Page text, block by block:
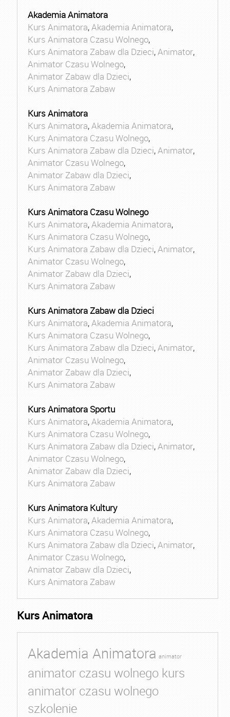
Akademia Animatora
Kurs Animatora,Akademia Animatora,
Kurs Animatora Czasu Wolnego,
Kurs Animatora Zabaw dla Dzieci,Animator,
Animator Czasu Wolnego,
Animator Zabaw dla Dzieci,
Kurs Animatora Zabaw
Kurs Animatora
Kurs Animatora,Akademia Animatora,
Kurs Animatora Czasu Wolnego,
Kurs Animatora Zabaw dla Dzieci,Animator,
Animator Czasu Wolnego,
Animator Zabaw dla Dzieci,
Kurs Animatora Zabaw
Kurs Animatora Czasu Wolnego
Kurs Animatora,Akademia Animatora,
Kurs Animatora Czasu Wolnego,
Kurs Animatora Zabaw dla Dzieci,Animator,
Animator Czasu Wolnego,
Animator Zabaw dla Dzieci,
Kurs Animatora Zabaw
Kurs Animatora Zabaw dla Dzieci
Kurs Animatora,Akademia Animatora,
Kurs Animatora Czasu Wolnego,
Kurs Animatora Zabaw dla Dzieci,Animator,
Animator Czasu Wolnego,
Animator Zabaw dla Dzieci,
Kurs Animatora Zabaw
Kurs Animatora Sportu
Kurs Animatora,Akademia Animatora,
Kurs Animatora Czasu Wolnego,
Kurs Animatora Zabaw dla Dzieci,Animator,
Animator Czasu Wolnego,
Animator Zabaw dla Dzieci,
Kurs Animatora Zabaw
Kurs Animatora Kultury
Kurs Animatora,Akademia Animatora,
Kurs Animatora Czasu Wolnego,
Kurs Animatora Zabaw dla Dzieci,Animator,
Animator Czasu Wolnego,
Animator Zabaw dla Dzieci,
Kurs Animatora Zabaw
Kurs Animatora
Akademia Animatora animator
animator czasu wolnego kurs
animator czasu wolnego
szkolenie